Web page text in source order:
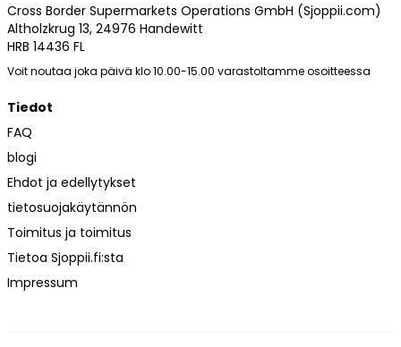
Cross Border Supermarkets Operations GmbH (Sjoppii.com)
Altholzkrug 13, 24976 Handewitt
HRB 14436 FL
Voit noutaa joka päivä klo 10.00-15.00 varastoltamme osoitteessa
Tiedot
FAQ
blogi
Ehdot ja edellytykset
tietosuojakäytännön
Toimitus ja toimitus
Tietoa Sjoppii.fi:sta
Impressum